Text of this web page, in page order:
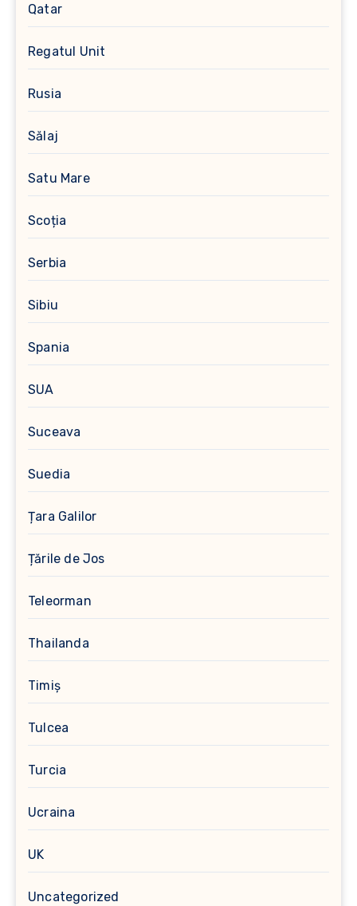
Qatar
Regatul Unit
Rusia
Sălaj
Satu Mare
Scoția
Serbia
Sibiu
Spania
SUA
Suceava
Suedia
Țara Galilor
Țările de Jos
Teleorman
Thailanda
Timiș
Tulcea
Turcia
Ucraina
UK
Uncategorized